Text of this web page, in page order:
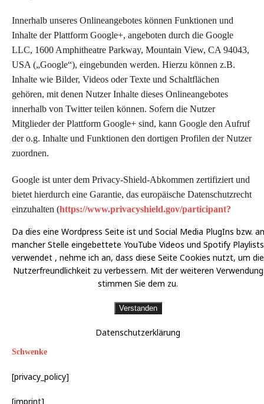
Innerhalb unseres Onlineangebotes können Funktionen und
Inhalte der Plattform Google+, angeboten durch die Google
LLC, 1600 Amphitheatre Parkway, Mountain View, CA 94043,
USA („Google“), eingebunden werden. Hierzu können z.B.
Inhalte wie Bilder, Videos oder Texte und Schaltflächen
gehören, mit denen Nutzer Inhalte dieses Onlineangebotes
innerhalb von Twitter teilen können. Sofern die Nutzer
Mitglieder der Plattform Google+ sind, kann Google den Aufruf
der o.g. Inhalte und Funktionen den dortigen Profilen der Nutzer
zuordnen.
Google ist unter dem Privacy-Shield-Abkommen zertifiziert und
bietet hierdurch eine Garantie, das europäische Datenschutzrecht
einzuhalten (https://www.privacyshield.gov/participant?
Informationen zur Datennutzung durch Google, Einstellungs-
und Widerspruchsmöglichkeiten, erfahren Sie in der
Datenschutzerklärung von Google
https://policies.google.com/technologies/ads
(https://adssettings.google.com/authenticated
Erstellt mit Datenschutz-Generator.de von RA Dr. Thomas
Schwenke
[privacy_policy]
[imprint]
Da dies eine Wordpress Seite ist und Social Media PlugIns bzw. an
mancher Stelle eingebettete YouTube Videos und Spotify Playlists
verwendet , nehme ich an, dass diese Seite Cookies nutzt, um die
Nutzerfreundlichkeit zu verbessern. Mit der weiteren Verwendung
stimmen Sie dem zu.
Verstanden
Datenschutzerklärung